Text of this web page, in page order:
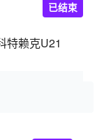
特赖克U21
已结束